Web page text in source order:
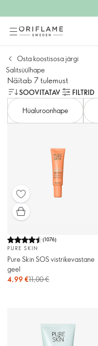
Osta koostisosa järgi
Salitsüülhape
Näitab 7 tulemust
SOOVITATAV
FILTRID
Hüaluroonhape
(1076)
PURE SKIN
Pure Skin SOS vistrikevastane
geel
4,99 €11,00 €